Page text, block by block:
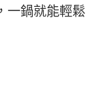
一鍋就能輕鬆